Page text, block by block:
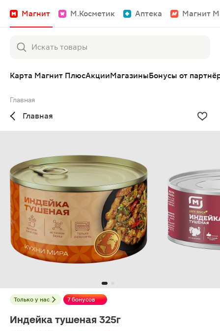
Магнит М.Косметик Аптека Магнит
Карта Магнит ПлюсАкцииМагазиныБонусы от
Главная
Главная
Только у нас 7 бонусов
Индейка тушеная 325г